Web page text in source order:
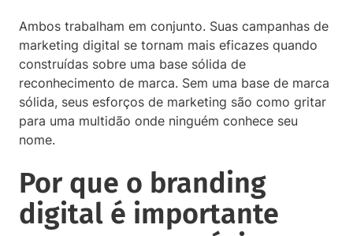
Ambos trabalham em conjunto. Suas campanhas de
marketing digital se tornam mais eficazes quando
construídas sobre uma base sólida de
reconhecimento de marca. Sem uma base de marca
sólida, seus esforços de marketing são como gritar
para uma multidão onde ninguém conhece seu
nome.
Por que o branding
digital é importante